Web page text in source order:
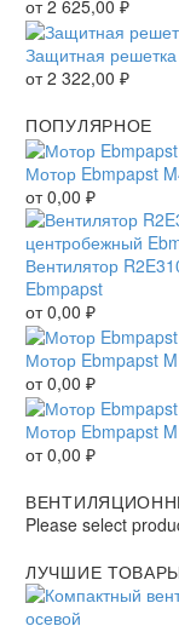
от2 625,00 ₽
Защитная
от2 322,00 ₽
ПОПУЛЯРНОЕ
Мотор Ebmpapst
от0,00 ₽
Вентилятор
Ebmpapst
от0,00 ₽
Мотор Ebmpapst
от0,00 ₽
Мотор Ebmpapst
от0,00 ₽
Please select
ЛУЧШИЕ